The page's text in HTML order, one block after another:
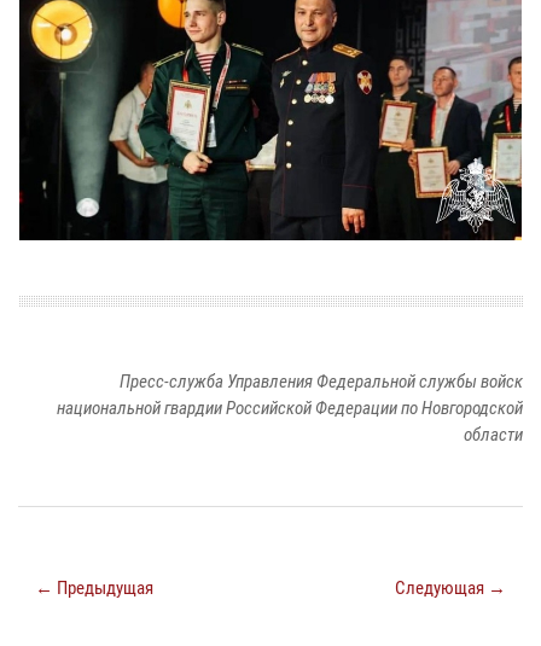
Пресс-служба Управления Федеральной службы войск
национальной гвардии Российской Федерации по Новгородской
области
← Предыдущая Следующая →